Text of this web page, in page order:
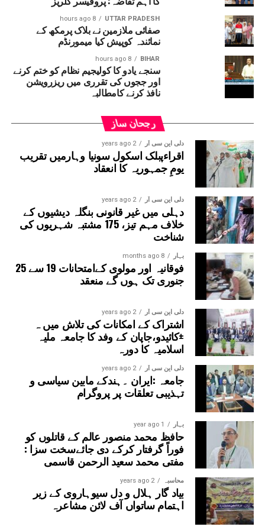
خواتین مزدوروں نے الزام عائد کرتے ہوئے کہا کہ ان کی مارچ
مہینہ کے تقریباً 42؍ ہزار روپے اور فی الحال کی جانے والی
11؍ دنوں کی مزدوری کے 56؍ ہزار روپے پروجیکٹ
منیجر نے ادا نہیں کئے ۔خواتین مزدوروں کا کہنا
ہے کہ مزدوری کی رقم مانگنے پر ان کے ساتھ
بدسلوکی کی گئی اور گالیاں دی گئیں ۔پولیس نے
پروجیکٹ منیجر اور اس کے ساتھیوں کے خلاف ملنے
والے تحریر کی بنیاد پر معاملہ درج کرکے جانچ
UTTAR PRADESH
8 hours ago
صفائی ملازمین نے بلاک پرمکھ کے
نمائندہ کوپیش کیا میمورنڈم
BIHAR
8 hours ago
سنجے یادو کا کولیجیم نظام کو ختم کرنے
اور ججوں کی تقرری میں ریزرویشن
نافذ کرنے کامطالبہ
رجحان ساز
دلی این سی آر 2 years ago
اقراءپبلک اسکول سونیا وہارمیں تقریب
یومِ جمہوریہ کا انعقاد
دلی این سی آر 2 years ago
دہلی میں غیر قانونی بنگلہ دیشیوں کے
خلاف مہم تیز، 175 مشتبہ شہریوں کی
شناخت
بہار 8 months ago
فوقانیہ اور مولوی کےامتحانات 19 سے 25
جنوری تک ہوں گے منعقد
دلی این سی آر 2 years ago
اشتراک کے امکانات کی تلاش میں ہ
±کائیدو،جاپان کے وفد کا جامعہ ملیہ
اسلامیہ کا دورہ
دلی این سی آر 2 years ago
جامعہ :ایران ۔ہندکے مابین سیاسی و
تہذیبی تعلقات پر پروگرام
بہار 1 year ago
حافظ محمد منصور عالم کے قاتلوں کو
فوراً گرفتار کرکے دی جائےسخت سزا :
مفتی محمد سعید الرحمن قاسمی
محاسبہ 2 years ago
بیاد گار ہلال و دل سیوہاروی کے زیر
اہتمام ساتواں آف لائن مشاعرہ